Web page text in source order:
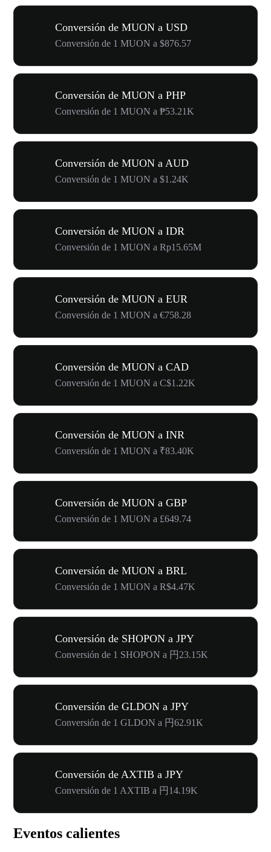
Conversión de MUON a USD
Conversión de 1 MUON a $876.57
Conversión de MUON a PHP
Conversión de 1 MUON a ₱53.21K
Conversión de MUON a AUD
Conversión de 1 MUON a $1.24K
Conversión de MUON a IDR
Conversión de 1 MUON a Rp15.65M
Conversión de MUON a EUR
Conversión de 1 MUON a €758.28
Conversión de MUON a CAD
Conversión de 1 MUON a C$1.22K
Conversión de MUON a INR
Conversión de 1 MUON a ₹83.40K
Conversión de MUON a GBP
Conversión de 1 MUON a £649.74
Conversión de MUON a BRL
Conversión de 1 MUON a R$4.47K
Conversión de SHOPON a JPY
Conversión de 1 SHOPON a 円23.15K
Conversión de GLDON a JPY
Conversión de 1 GLDON a 円62.91K
Conversión de AXTIB a JPY
Conversión de 1 AXTIB a 円14.19K
Eventos calientes